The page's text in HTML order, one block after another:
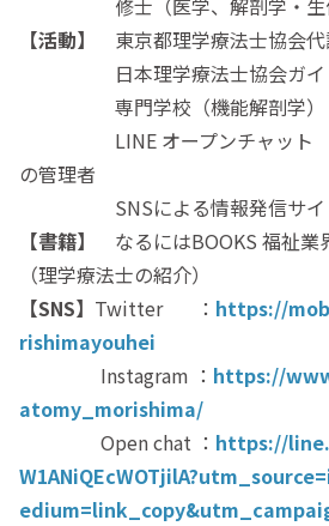
修士（医学、解剖学・生体
【活動】
東京都理学療法士協会代
日本理学療法士協会ガイド
専門学校（機能解剖学）
LINE オープンチャット 解
の管理者
SNSによる情報発信サイ
【書籍】
なるにはBOOKS 福祉
（理学療法士の紹介）
【SNS】 Twitter ： https://
rishimayouhei
Instagram ： https://
atomy_morishima/
Open chat ： https://